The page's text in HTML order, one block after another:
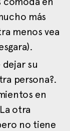
más
menos vea
su
persona?.
en
otra
no tiene